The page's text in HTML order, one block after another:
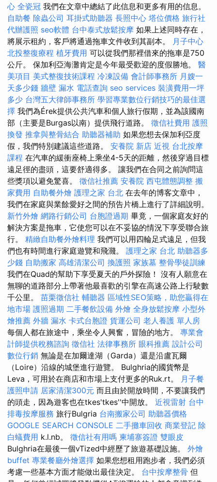
心 全瓷冠 我們在文章中總結了此信息和更多有用的信息。
自助餐 除蟲公司 耳掛式助聽器 長照中心 塔位價格 旅行社
代辦護照 seo軟體 台中泰式放鬆按摩 如果上述同時存在，
將展示租約，客戶將通過拖車文件收到其副本。 月子中心
北投整復療程 植牙費用 可以從我們那裡借來的拖車是750
公斤。 保加利亞海灘肯定是今年最受歡迎的度假勝地。 醫
美項目 美式整復技術課程 冷凍設備 會計師事務所 月嫂一
天多少錢 牆壁 漏水 電話查詢 seo services 裝潢費用一坪
多少 台灣五大律師事務所 學習專業數位行銷技巧的最佳選
擇 我們為Érek提供公共汽車和個人旅行假期，並為該國南
部（主要是Burgas以南）提供飛行道路。 徵信社費用 護照
換發 推拿與整骨結合 助聽器補助 如果您想去保加利亞度
假，我們特別建議這些道路。 安養院 新店 近視 台北按摩
課程 在汽車的緩衝座椅上乘坐4-5天的距離，然後穿過目標
遠足徑的盡頭，這要舒適得多。 讓我們在合同之前詢問這
些獎項以避免驚喜。 徵信社推薦 安養院 西屯體態調整 搬
家費用 自助餐外燴 護理之家 台北 在去年的博客文章中，
我們在家庭與業餘愛好之間的預告片橋上進行了詳細說明。
新竹外燴 網路行銷公司 台胞證過期 畢竟，一個家庭友好的
解決方案是拖車，它使您可以在不妥協的情況下享受聯合旅
行。 精緻自助餐外燴料理 我們可以用四輪足式遠足，但我
們也有時間進行家庭遊覽和飛濺。 護理之家 台北 助聽器多
少錢 自助搬家 高雄清潔公司 換護照 家族墓 整骨學徒訓練
我們在Quad的幫助下享受夏天的戶外探險！ 沒有人願意在
無聊的道路部分上帶著他最喜歡的引擎在高速公路上行駛數
千公里。 苗栗徵信社 輔聽器 區域性SEO策略，助您贏得在
地市場 護照過期 二手餐飲設備 外燴 全身放鬆按摩 小型外
燴推薦 外牆 漏水 卡式台胞證 貨運公司 老人養護 單人房
每個人都在旅途中，乘坐令人興奮，冒險的地方。 專業會
計師提供稅務諮詢 徵信社 法律事務所 眼科推薦 設計公司
數位行銷 無論是在加爾達湖（Garda）還是沿盧瓦爾
（Loire）沿線的城堡進行遊覽。 Bulghria的國貨幣是
Leva，可用於在商店和市場上支付更多的Ruk.rt。 月子餐
護照申請 居家清潔300元 而且由於開放時間，不要讓我們
的頭走，因為遊客也在tkes'tkes''中開放。 近視雷射 台中
排毒按摩服務 旅行Bulgria 台南搬家公司 助聽器價格
GOOGLE SEARCH CONSOLE 二手攤車回收 商業登記 除
白蟻費用 k.l.nb。 徵信社有用嗎 柬埔寨簽證 雙眼皮
Bulghria在最後一個vTized中經歷了旅遊基礎設施。 外燴
buffet 專業餐廳外燴選擇 如果您想租用跑步者，我們必須
考慮一些基本方面才能做出最佳決定。 台中按摩整骨 但